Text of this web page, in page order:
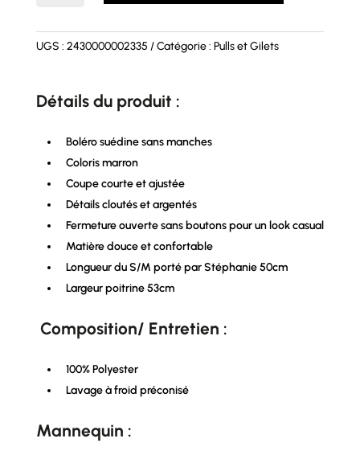
TAO
UGS : 2430000002335 Catégorie : Pulls et Gilets
Détails du produit :
Boléro suédine sans manches
Coloris marron
Coupe courte et ajustée
Détails cloutés et argentés
Fermeture ouverte sans boutons pour un look casual
Matière douce et confortable
Longueur du S/M porté par Stéphanie 50cm
Largeur poitrine 53cm
Composition/ Entretien :
100% Polyester
Lavage à froid préconisé
Mannequin :